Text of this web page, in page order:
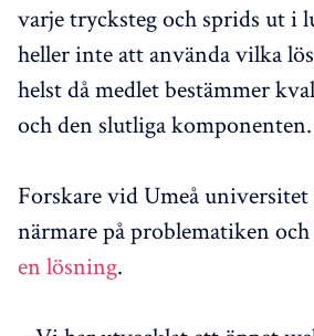
varje trycksteg och sprids ut i
heller inte att använda vilka
helst då medlet bestämmer
och den slutliga komponenten.
Forskare vid Umeå
närmare på problematiken och
en lösning.